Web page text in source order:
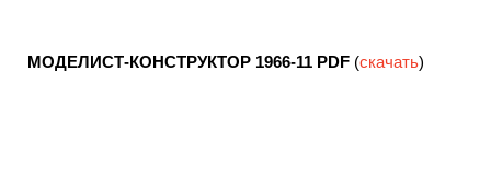
МОДЕЛИСТ-КОНСТРУКТОР 1966-11 PDF (скачать)